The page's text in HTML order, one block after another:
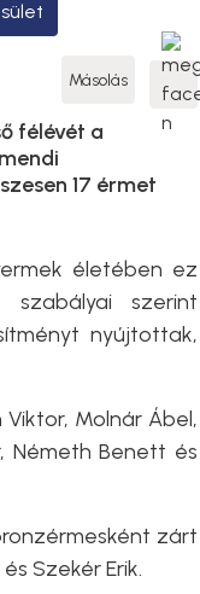
Másolás
félévét a
17 érmet
életében ez
szerint
nyújtottak,
Molnár Ábel,
Németh Benett és
zárt
Szekér Erik.